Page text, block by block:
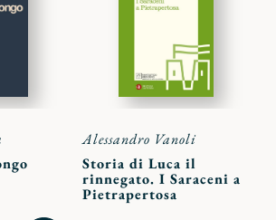
Alessandro Vanoli
Storia di Luca il
rinnegato. I Saraceni a
Pietrapertosa